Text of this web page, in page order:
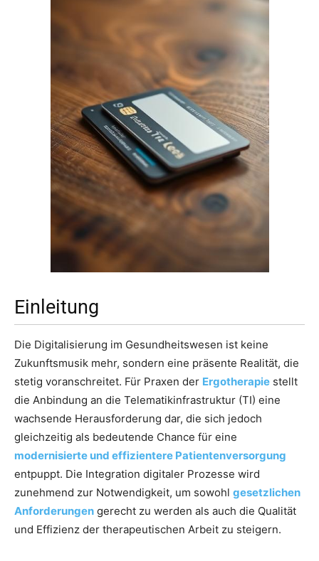
Einleitung
Die Digitalisierung im Gesundheitswesen ist keine
Zukunftsmusik mehr, sondern eine präsente Realität, die
stetig voranschreitet. Für Praxen der Ergotherapie stellt
die Anbindung an die Telematikinfrastruktur (TI) eine
wachsende Herausforderung dar, die sich jedoch
gleichzeitig als bedeutende Chance für eine
modernisierte und effizientere Patientenversorgung
entpuppt. Die Integration digitaler Prozesse wird
zunehmend zur Notwendigkeit, um sowohl gesetzlichen
Anforderungen gerecht zu werden als auch die Qualität
und Effizienz der therapeutischen Arbeit zu steigern.